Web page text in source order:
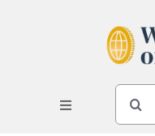
Toggle
Navigation
SUCHE
NACH: